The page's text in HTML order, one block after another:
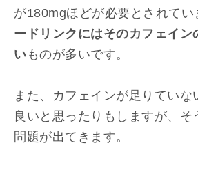
が180mgほどが必要とされてい
ードリンクにはそのカフェイン
い ものが多いです。
また、カフェインが足りていな
良いと思ったりもしますが、
問題が出てきます。